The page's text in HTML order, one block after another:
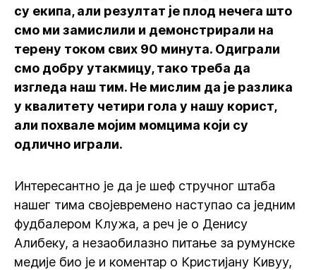
су екипа, али резултат је плод нечега што
смо ми замислили и демонстрирали на
терену током свих 90 минута. Одиграли
смо добру утакмицу, тако треба да
изгледа наш тим. Не мислим да је разлика
у квалитету четири гола у нашу корист,
али похвале мојим момцима који су
одлично играли.
Интересантно је да је шеф стручног штаба
нашег тима својевремено наступао са једним
фудбалером Клужа, а реч је о Денису
Алибеку, а незаобилазно питање за румунске
медије био је и коментар о Кристијану Кивуу,